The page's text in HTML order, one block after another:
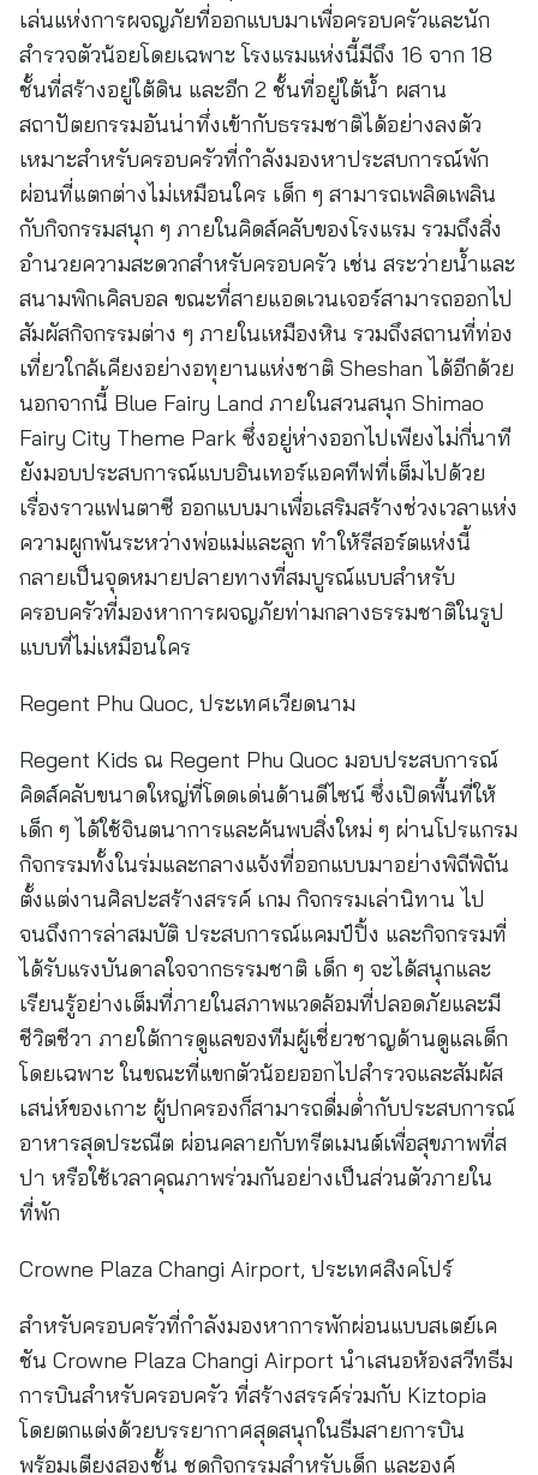
เล่นแห่งการผจญภัยที่ออกแบบมาเพื่อครอบครัวและนัก
สำรวจตัวน้อยโดยเฉพาะ โรงแรมแห่งนี้มีถึง 16 จาก 18
ชั้นที่สร้างอยู่ใต้ดิน และอีก 2 ชั้นที่อยู่ใต้น้ำ ผสาน
สถาปัตยกรรมอันน่าทึ่งเข้ากับธรรมชาติได้อย่างลงตัว
เหมาะสำหรับครอบครัวที่กำลังมองหาประสบการณ์พัก
ผ่อนที่แตกต่างไม่เหมือนใคร เด็ก ๆ สามารถเพลิดเพลิน
กับกิจกรรมสนุก ๆ ภายในคิดส์คลับของโรงแรม รวมถึงสิ่ง
อำนวยความสะดวกสำหรับครอบครัว เช่น สระว่ายน้ำและ
สนามพิกเคิลบอล ขณะที่สายแอดเวนเจอร์สามารถออกไป
สัมผัสกิจกรรมต่าง ๆ ภายในเหมืองหิน รวมถึงสถานที่ท่อง
เที่ยวใกล้เคียงอย่างอทุยานแห่งชาติ Sheshan ได้อีกด้วย
นอกจากนี้ Blue Fairy Land ภายในสวนสนุก Shimao
Fairy City Theme Park ซึ่งอยู่ห่างออกไปเพียงไม่กี่นาที
ยังมอบประสบการณ์แบบอินเทอร์แอคทีฟที่เต็มไปด้วย
เรื่องราวแฟนตาซี ออกแบบมาเพื่อเสริมสร้างช่วงเวลาแห่ง
ความผูกพันระหว่างพ่อแม่และลูก ทำให้รีสอร์ตแห่งนี้
กลายเป็นจุดหมายปลายทางที่สมบูรณ์แบบสำหรับ
ครอบครัวที่มองหาการผจญภัยท่ามกลางธรรมชาติในรูป
แบบที่ไม่เหมือนใคร
Regent Phu Quoc, ประเทศเวียดนาม
Regent Kids ณ Regent Phu Quoc มอบประสบการณ์
คิดส์คลับขนาดใหญ่ที่โดดเด่นด้านดีไซน์ ซึ่งเปิดพื้นที่ให้
เด็ก ๆ ได้ใช้จินตนาการและค้นพบสิ่งใหม่ ๆ ผ่านโปรแกรม
กิจกรรมทั้งในร่มและกลางแจ้งที่ออกแบบมาอย่างพิถีพิถัน
ตั้งแต่งานศิลปะสร้างสรรค์ เกม กิจกรรมเล่านิทาน ไป
จนถึงการล่าสมบัติ ประสบการณ์แคมป์ปิ้ง และกิจกรรมที่
ได้รับแรงบันดาลใจจากธรรมชาติ เด็ก ๆ จะได้สนุกและ
เรียนรู้อย่างเต็มที่ภายในสภาพแวดล้อมที่ปลอดภัยและมี
ชีวิตชีวา ภายใต้การดูแลของทีมผู้เชี่ยวชาญด้านดูแลเด็ก
โดยเฉพาะ ในขณะที่แขกตัวน้อยออกไปสำรวจและสัมผัส
เสน่ห์ของเกาะ ผู้ปกครองก็สามารถดื่มด่ำกับประสบการณ์
อาหารสุดประณีต ผ่อนคลายกับทรีตเมนต์เพื่อสุขภาพที่ส
ปา หรือใช้เวลาคุณภาพร่วมกันอย่างเป็นส่วนตัวภายใน
ที่พัก
Crowne Plaza Changi Airport, ประเทศสิงคโปร์
สำหรับครอบครัวที่กำลังมองหาการพักผ่อนแบบสเตย์เค
ชัน Crowne Plaza Changi Airport นำเสนอห้องสวีทธีม
การบินสำหรับครอบครัว ที่สร้างสรรค์ร่วมกับ Kiztopia
โดยตกแต่งด้วยบรรยากาศสุดสนุกในธีมสายการบิน
พร้อมเตียงสองชั้น ชุดกิจกรรมสำหรับเด็ก และองค์